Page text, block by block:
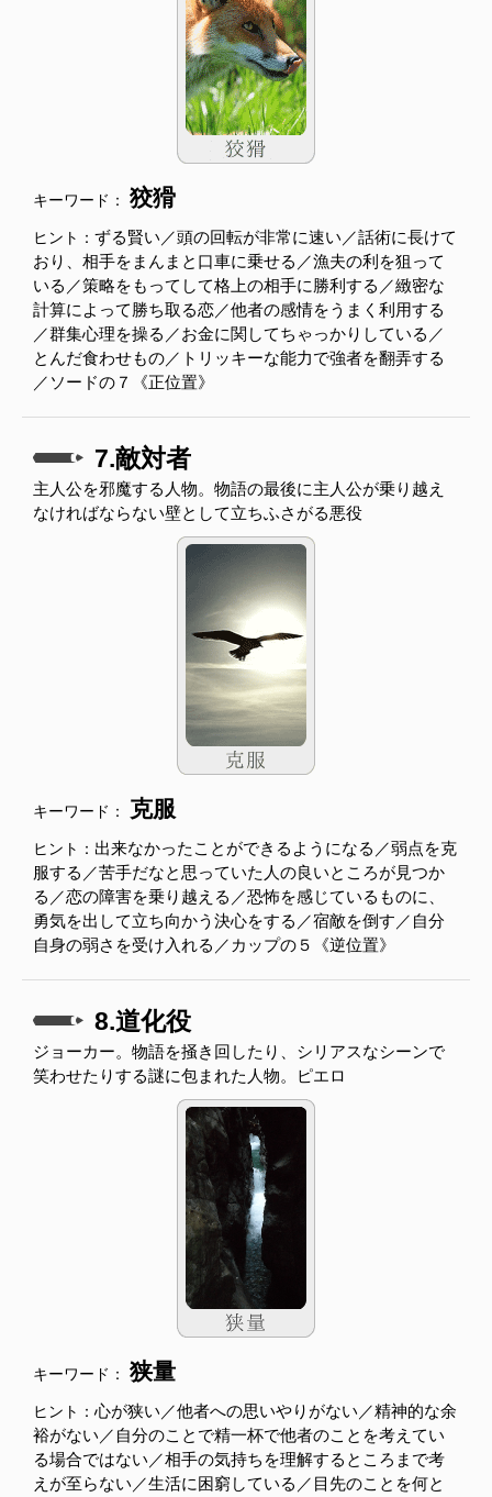
キーワード： 狡猾
ヒント： ずる賢い／頭の回転が非常に速い／話術に長けて
おり、相手をまんまと口車に乗せる／漁夫の利を狙って
いる／策略をもってして格上の相手に勝利する／緻密な
計算によって勝ち取る恋／他者の感情をうまく利用する
／群集心理を操る／お金に関してちゃっかりしている／
とんだ食わせもの／トリッキーな能力で強者を翻弄する
／ソードの７《正位置》
7.敵対者
主人公を邪魔する人物。物語の最後に主人公が乗り越え
なければならない壁として立ちふさがる悪役
キーワード： 克服
ヒント： 出来なかったことができるようになる／弱点を克
服する／苦手だなと思っていた人の良いところが見つか
る／恋の障害を乗り越える／恐怖を感じているものに、
勇気を出して立ち向かう決心をする／宿敵を倒す／自分
自身の弱さを受け入れる／カップの５《逆位置》
8.道化役
ジョーカー。物語を掻き回したり、シリアスなシーンで
笑わせたりする謎に包まれた人物。ピエロ
キーワード： 狭量
ヒント： 心が狭い／他者への思いやりがない／精神的な余
裕がない／自分のことで精一杯で他者のことを考えてい
る場合ではない／相手の気持ちを理解するところまで考
えが至らない／生活に困窮している／目先のことを何と